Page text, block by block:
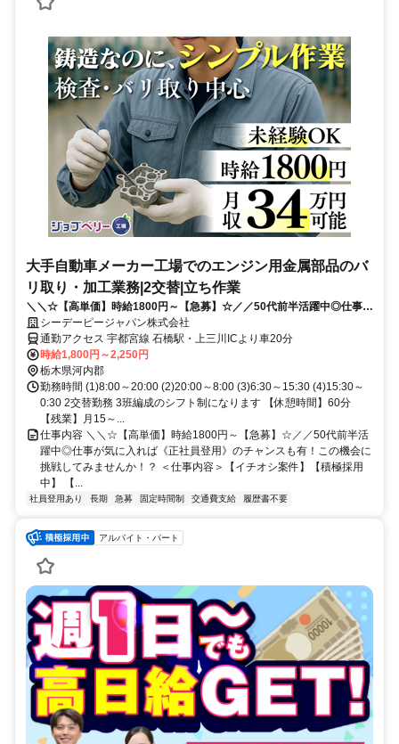
大手自動車メーカー工場でのエンジン用金属部品のバ
リ取り・加工業務|2交替|立ち作業
＼＼☆【高単価】時給1800円～【急募】☆／／50代前半活躍中◎仕事が
気に入れば《正社員登用》のチャンスも有！この機会に挑戦してみませ
んか！？
シーデーピージャパン株式会社
通勤アクセス 宇都宮線 石橋駅・上三川ICより車20分
時給1,800円～2,250円
栃木県河内郡
勤務時間 (1)8:00～20:00 (2)20:00～8:00 (3)6:30～15:30 (4)15:30～
0:30 2交替勤務 3班編成のシフト制になります 【休憩時間】60分
【残業】月15～...
仕事内容 ＼＼☆【高単価】時給1800円～【急募】☆／／50代前半活
躍中◎仕事が気に入れば《正社員登用》のチャンスも有！この機会に
挑戦してみませんか！？ ＜仕事内容＞【イチオシ案件】【積極採用
中】 【...
社員登用あり 長期 急募 固定時間制 交通費支給 履歴書不要
アルバイト・パート